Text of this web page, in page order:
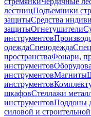
лестницПодъемники
защитыСредства
защитыОгнетушители
инструментов
одеждаСпецодежда
пространстваФонари,
инструментов
инструментовМагниты
инструментов
шкафовСтеллажи
инструментовПоддоны
силовой и